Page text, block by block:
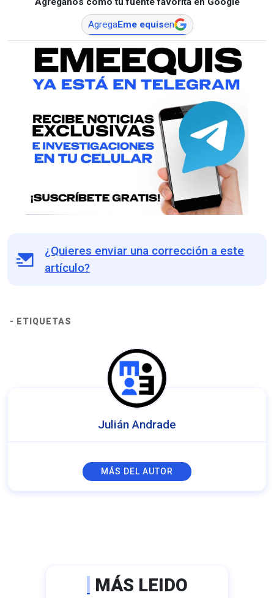
AgregaEme equisen
¿Quieres enviar una corrección a este
artículo?
- ETIQUETAS
Julián Andrade
MÁS DEL AUTOR
MÁS LEIDO